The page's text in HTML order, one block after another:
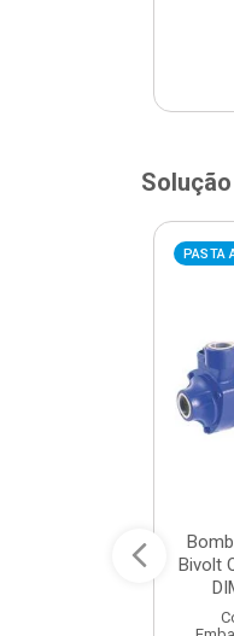
PASTA
Bivolt